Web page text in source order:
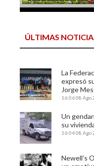
ÚLTIMAS
La
expresó
Jorge
16:0608 Ago
Un
su
16:0408 Ago
Newell’s